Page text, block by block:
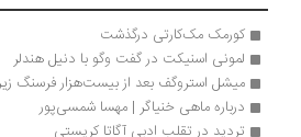
کورمک مک‌کارتی درگذشت
لمونی اسنیکت در گفت وگو با دنیل هندلر
میشل استروگف بعد از بیست‌هزار فرسنگ زیر دریاها
درباره ماهی خنیاگر | مهسا شمسی‌پور
تردید در تقلب ادبی آگاتا کریستی